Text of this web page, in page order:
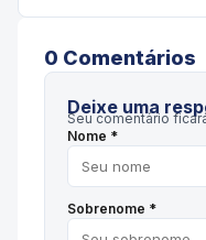
0 Comentários
Deixe uma
Seu comentário
Nome *
Sobrenome *